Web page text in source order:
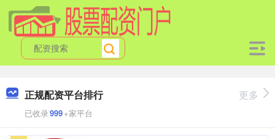
正规配资平台排行
已收录999+家平台
更多